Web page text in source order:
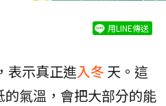
用LINE傳送
表示真正進入冬 天。這
氣溫，會把大部分的能